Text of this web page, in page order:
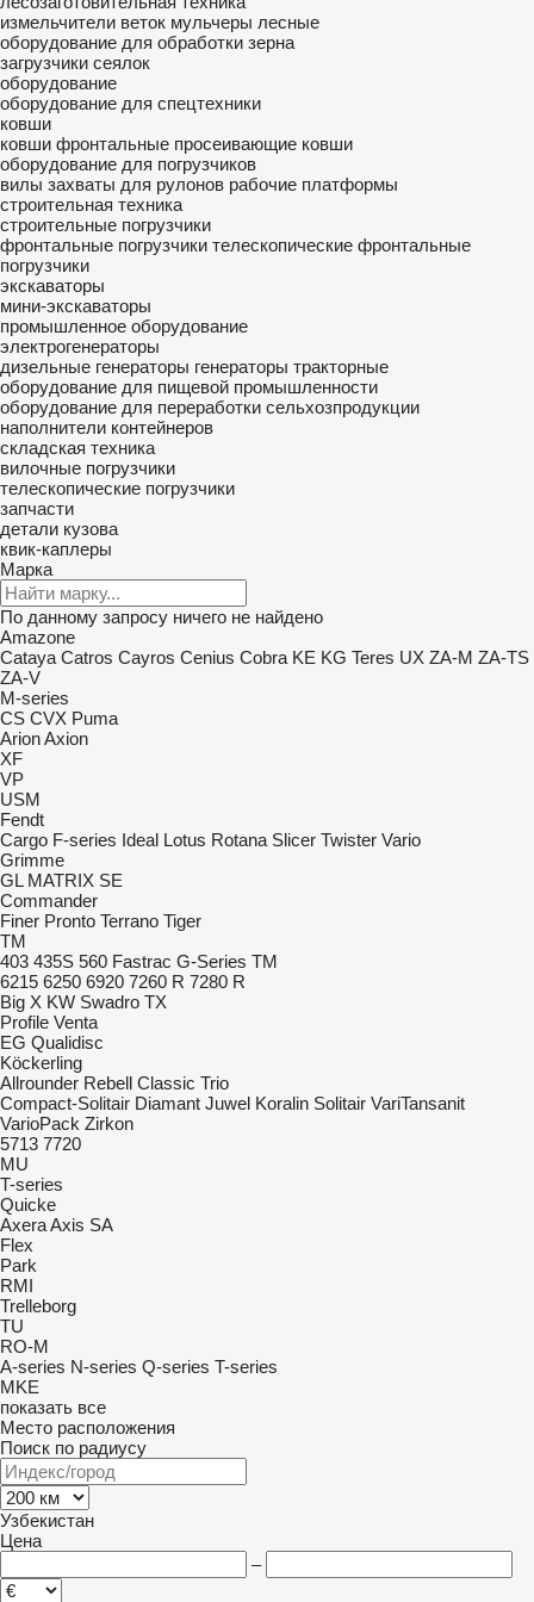
измельчители веток мульчеры лесные
оборудование для обработки зерна
загрузчики сеялок
оборудование
оборудование для спецтехники
ковши
ковши фронтальные просеивающие ковши
оборудование для погрузчиков
вилы захваты для рулонов рабочие платформы
строительная техника
строительные погрузчики
фронтальные погрузчики телескопические фронтальные
погрузчики
экскаваторы
мини-экскаваторы
промышленное оборудование
электрогенераторы
дизельные генераторы генераторы тракторные
оборудование для пищевой промышленности
оборудование для переработки сельхозпродукции
наполнители контейнеров
складская техника
вилочные погрузчики
телескопические погрузчики
запчасти
детали кузова
квик-каплеры
Марка
По данному запросу ничего не найдено
Amazone
Cataya Catros Cayros Cenius Cobra KE KG Teres UX ZA-M ZA-TS
ZA-V
M-series
CS CVX Puma
ArionAxion
XF
VP
USM
Fendt
Cargo F-series Ideal Lotus Rotana Slicer Twister Vario
Grimme
GL MATRIX SE
Commander
Finer Pronto Terrano Tiger
TM
403 435S 560 Fastrac G-Series TM
6215 6250 6920 7260 R 7280 R
Big X KW Swadro TX
Profile Venta
EG Qualidisc
Köckerling
Allrounder Rebell Classic Trio
Compact-Solitair Diamant Juwel Koralin Solitair VariTansanit
VarioPack Zirkon
5713 7720
MU
T-series
Quicke
AxeraAxis SA
Flex
Park
RMI
Trelleborg
TU
RO-M
A-series N-series Q-series T-series
MKE
показать все
Место расположения
Поиск по радиусу
Узбекистан
Цена
–